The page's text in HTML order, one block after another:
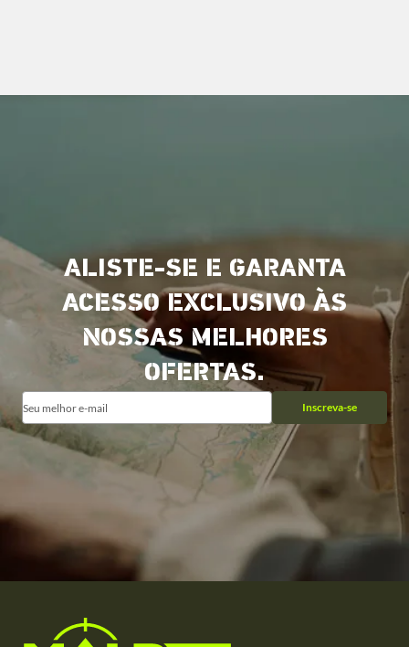
ALISTE-SE E GARANTA
ACESSO EXCLUSIVO ÀS
NOSSAS MELHORES
OFERTAS.
Inscreva-se